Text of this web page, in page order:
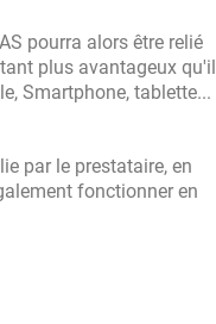
pourra alors être relié
plus avantageux qu'il
Smartphone, tablette...
par le prestataire, en
fonctionner en